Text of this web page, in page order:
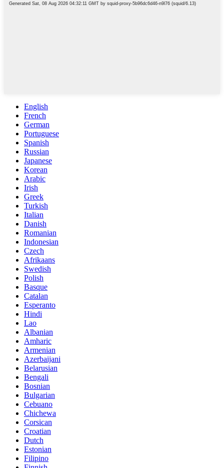
English
French
German
Portuguese
Spanish
Russian
Japanese
Korean
Arabic
Irish
Greek
Turkish
Italian
Danish
Romanian
Indonesian
Czech
Afrikaans
Swedish
Polish
Basque
Catalan
Esperanto
Hindi
Lao
Albanian
Amharic
Armenian
Azerbaijani
Belarusian
Bengali
Bosnian
Bulgarian
Cebuano
Chichewa
Corsican
Croatian
Dutch
Estonian
Filipino